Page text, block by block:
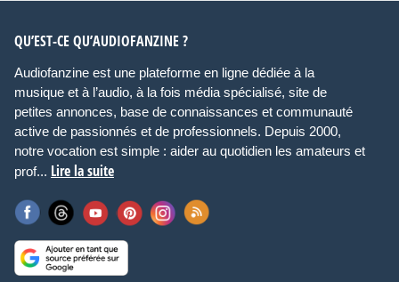
QU’EST-CE QU’AUDIOFANZINE ?
Audiofanzine est une plateforme en ligne dédiée à la
musique et à l’audio, à la fois média spécialisé, site de
petites annonces, base de connaissances et communauté
active de passionnés et de professionnels. Depuis 2000,
notre vocation est simple : aider au quotidien les amateurs et
prof... Lire la suite